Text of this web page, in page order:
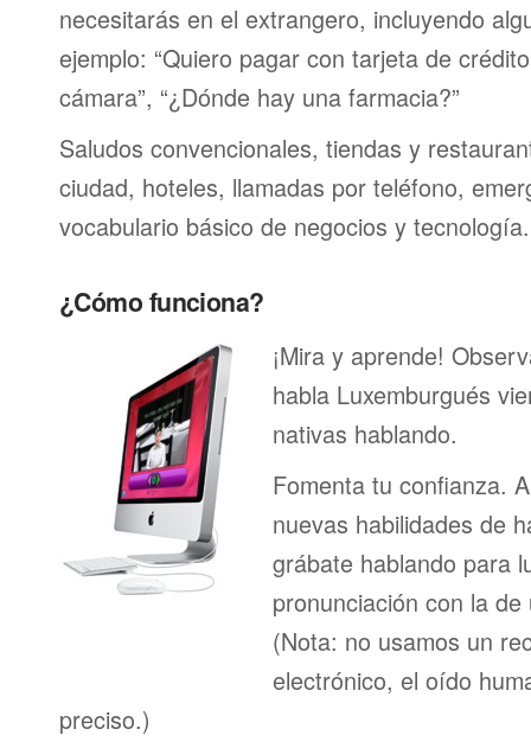
necesitarás en el extrangero, incluyendo
ejemplo: “Quiero pagar con tarjeta de
cámara”, “¿Dónde hay una farmacia?”
Saludos convencionales, tiendas y
ciudad, hoteles, llamadas por teléfono,
vocabulario básico de negocios y tecnología.
¿Cómo funciona?
¡Mira y aprende!
habla Luxemburgués
nativas hablando.
Fomenta tu confianza.
nuevas habilidades de
grábate hablando para
pronunciación con la
(Nota: no usamos un
electrónico, el oído
preciso.)